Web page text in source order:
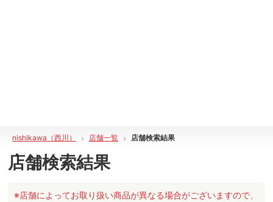
nishikawa（西川） 店舗一覧 店舗検索結果
店舗検索結果
※店舗によってお取り扱い商品が異なる場合がございますので、